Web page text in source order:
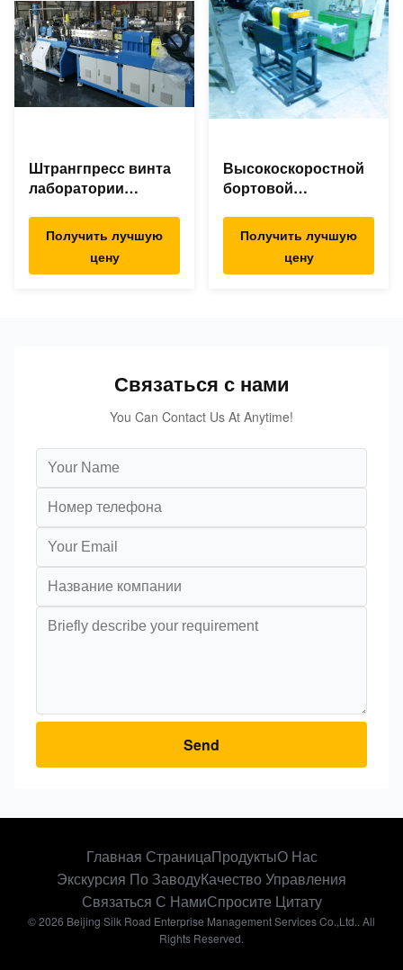
Штрангпресс винта
лаборатории
линия штранг-
прессования винта
для ТПЭ ТПР ТПУ
Получить лучшую
цену
Высокоскоростной
бортовой
фидера для сажи
талька ТиО2 Силька
КаКо3.
Получить лучшую
цену
Связаться с нами
You Can Contact Us At Anytime!
Send
Главная СтраницаПродуктыО Нас
Экскурсия По ЗаводуКачество Управления
Связаться С НамиСпросите Цитату
© 2026 Beijing Silk Road Enterprise Management Services Co.,Ltd.. All
Rights Reserved.